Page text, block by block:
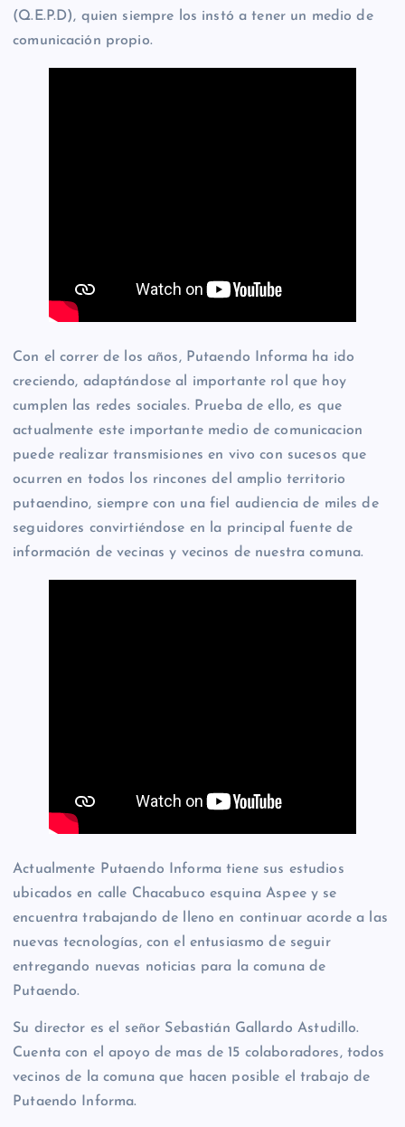
(Q.E.P.D), quien siempre los instó a tener un medio de
comunicación propio.
Con el correr de los años, Putaendo Informa ha ido
creciendo, adaptándose al importante rol que hoy
cumplen las redes sociales. Prueba de ello, es que
actualmente este importante medio de comunicacion
puede realizar transmisiones en vivo con sucesos que
ocurren en todos los rincones del amplio territorio
putaendino, siempre con una fiel audiencia de miles de
seguidores convirtiéndose en la principal fuente de
información de vecinas y vecinos de nuestra comuna.
Actualmente Putaendo Informa tiene sus estudios
ubicados en calle Chacabuco esquina Aspee y se
encuentra trabajando de lleno en continuar acorde a las
nuevas tecnologías, con el entusiasmo de seguir
entregando nuevas noticias para la comuna de
Putaendo.
Su director es el señor Sebastián Gallardo Astudillo.
Cuenta con el apoyo de mas de 15 colaboradores, todos
vecinos de la comuna que hacen posible el trabajo de
Putaendo Informa.